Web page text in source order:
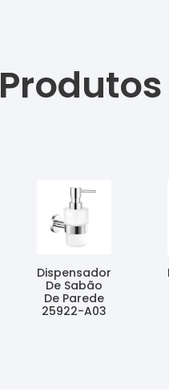
Dispensador
De Sabão
De Parede
25922-A03